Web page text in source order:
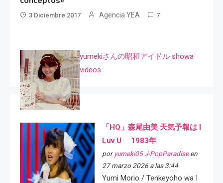
3 Diciembre 2017 Agencia YEA 7
yumekiさんの昭和アイドル showa
videos
「HQ」森尾由美 天気予報は I
Luv U 1983年
por yumeki05 J-PopParadiseen
27 marzo 2026 a las 3:44
Yumi Morio / Tenkeyoho wa I